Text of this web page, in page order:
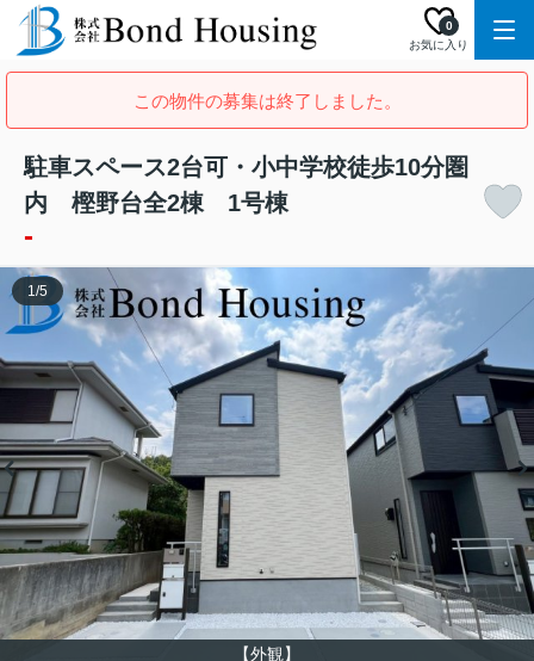
お気に入り
0
この物件の募集は終了しました。
駐車スペース2台可・小中学校徒歩10分圏
内 樫野台全2棟 1号棟
-
【外観】
1/5